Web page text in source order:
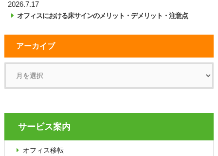
2026.7.17
オフィスにおける床サインのメリット・デメリット・注意点
アーカイブ
サービス案内
オフィス移転